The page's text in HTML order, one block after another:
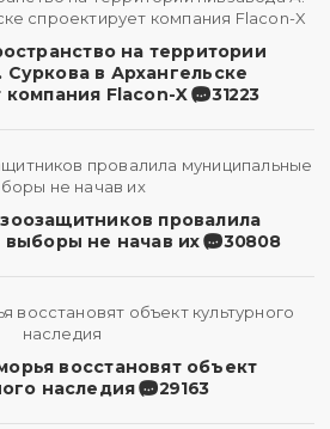
на территории
Суркова в Архангельске
компания Flacon-X
31223
провалила
не начав их
30808
восстановят объект
наследия
29163